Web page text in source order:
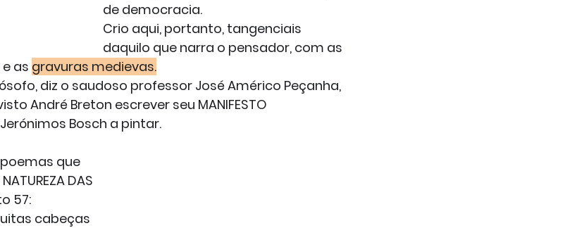
de democracia.
Crio aqui, portanto, tangenciais
daquilo que narra o pensador, com as
as gravuras medievas.
diz o saudoso professor José Américo Peçanha,
André Breton escrever seu MANIFESTO
Jerónimos Bosch a pintar.
que
DAS
57:
cabeças